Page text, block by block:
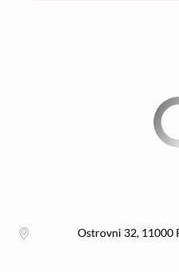
Ostrovni 32, 11000